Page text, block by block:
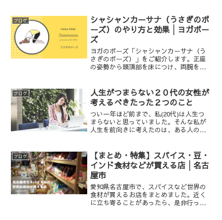
ミンの香りが中心。知らず知らずのうち
に、日本人に...
ブログ
シャシャンカーサナ（うさぎのポ
ーズ）のやり方と効果│ヨガポー
ズ
ヨガのポーズ「シャシャンカーサナ（う
さぎのポーズ）」をご紹介します。正座
の姿勢から頭頂部を床につけ、両腕を上
ブログ
人生がつまらない２０代の女性が
考えるべきたった２つのこと
つい一年ほど前まで、私(20代)は人生つ
まらないと思っていました。そんな私が
人生を前向きに考えたのは、ある人のた
ブログ
【まとめ・特集】スパイス・豆・
インド食材などが買える店│名古
屋市
愛知県名古屋市で、スパイスなど世界の
食材が買えるお店をまとめました。近く
に立ち寄ることがあったら、是非行って